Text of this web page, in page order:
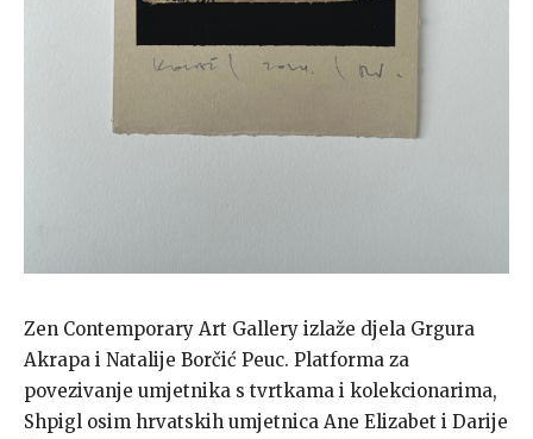
Zen Contemporary Art Gallery izlaže djela Grgura
Akrapa i Natalije Borčić Peuc. Platforma za
povezivanje umjetnika s tvrtkama i kolekcionarima,
Shpigl osim hrvatskih umjetnica Ane Elizabet i Darije